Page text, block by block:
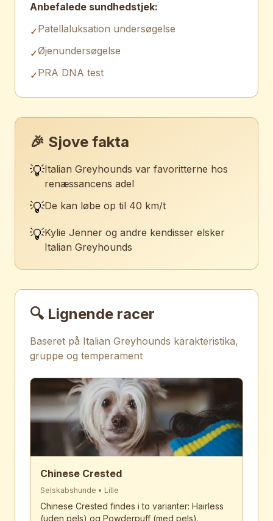
Anbefalede sundhedstjek:
✓Patellaluksation undersøgelse
✓Øjenundersøgelse
✓PRA DNA test
🎉 Sjove fakta
💡Italian Greyhounds var favoritterne hos
renæssancens adel
💡De kan løbe op til 40 km/t
💡Kylie Jenner og andre kendisser elsker
Italian Greyhounds
🔍 Lignende racer
Baseret på Italian Greyhounds karakteristika,
gruppe og temperament
Chinese Crested
Selskabshunde • Lille
Chinese Crested findes i to varianter: Hairless
(uden pels) og Powderpuff (med pels).